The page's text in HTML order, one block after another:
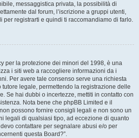
messaggistica privata, la possibilità di
dal forum, l’iscrizione a gruppi utenti,
per registrarti e quindi ti raccomandiamo di farlo.
per la protezione dei minori del 1998, è una
i siti web a raccogliere informazioni da i
Per avere tale consenso serve una richiesta
legale, permettendo la registrazione delle
Se hai dubbi o incertezze, mettiti in contatto con
Nota bene che phpBB Limited e il
possono fornire consigli legali e non sono un
legali di qualsiasi tipo, ad eccezione di quanto
contattare per segnalare abusi e/o per
questa Board?”.